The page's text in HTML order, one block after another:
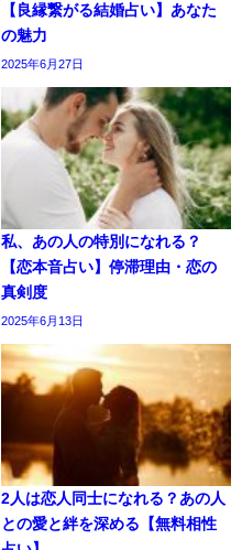
【良縁繋がる結婚占い】あなた
の魅力
2025年6月27日
私、あの人の特別になれる？
【恋本音占い】停滞理由・恋の
真剣度
2025年6月13日
2人は恋人同士になれる？あの人
との愛と絆を深める【無料相性